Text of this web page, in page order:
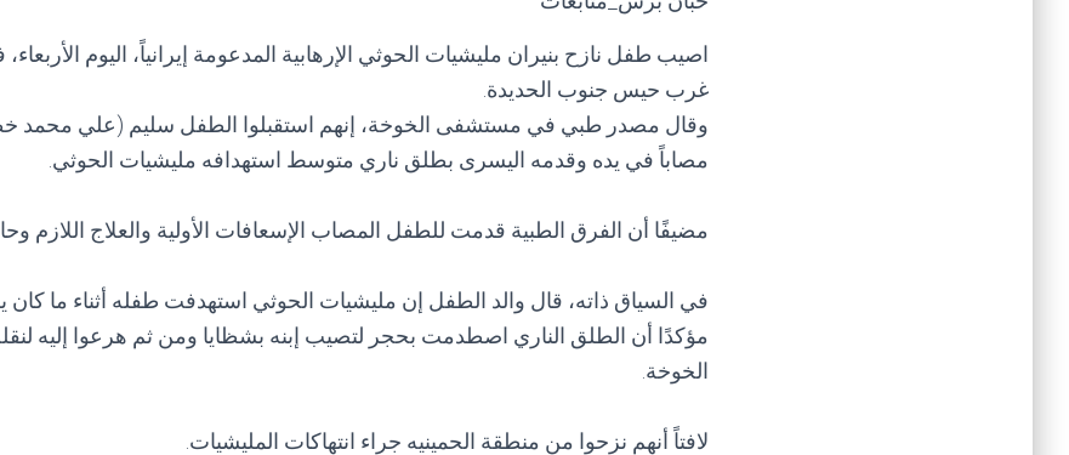
اصيب طفل نازح بنيران مليشيات الحوثي الإرهابية المدعومة إيرانياً، اليوم
غرب حيس جنوب الحديدة.
مصاباً في يده وقدمه اليسرى بطلق ناري متوسط استهدافه مليشيات الحوثي.
مضيفًا أن الفرق الطبية قدمت للطفل المصاب الإسعافات الأولية والعلاج اللازم
في السياق ذاته، قال والد الطفل إن مليشيات الحوثي استهدفت طفله أثناء ما كان
مؤكدًا أن الطلق الناري اصطدمت بحجر لتصيب إبنه بشظايا ومن ثم هرعوا إليه
الخوخة.
لافتاً أنهم نزحوا من منطقة الحمينيه جراء انتهاكات المليشيات.